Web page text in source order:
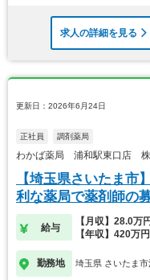
求人の詳細を見る
更新日：2026年6月24日
正社員 調剤薬局
わかば薬局 浦和駅東口店 株
【埼玉県さいたま市
利な薬局で薬剤師の
給与
【月収】28.0万
【年収】420万
勤務地 埼玉県 さいたま市